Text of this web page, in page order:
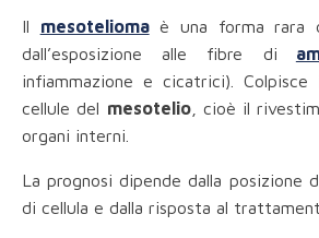
Il mesoteliomaè una forma rara
dall’esposizione alle fibre di
infiammazione e cicatrici).
cellule del mesotelio, cioè il
organi interni.
La prognosi dipende dalla posizione
di cellula e dalla risposta al